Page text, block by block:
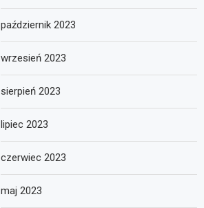
październik 2023
wrzesień 2023
sierpień 2023
lipiec 2023
czerwiec 2023
maj 2023